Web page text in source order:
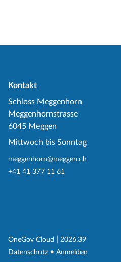
Kontakt
Schloss Meggenhorn
Meggenhornstrasse
6045 Meggen
Mittwoch bis Sonntag
meggenhorn@meggen.ch
+41 41 377 11 61
OneGov Cloud (External Link)
2026.39
Datenschutz (External Link)
Anmelden